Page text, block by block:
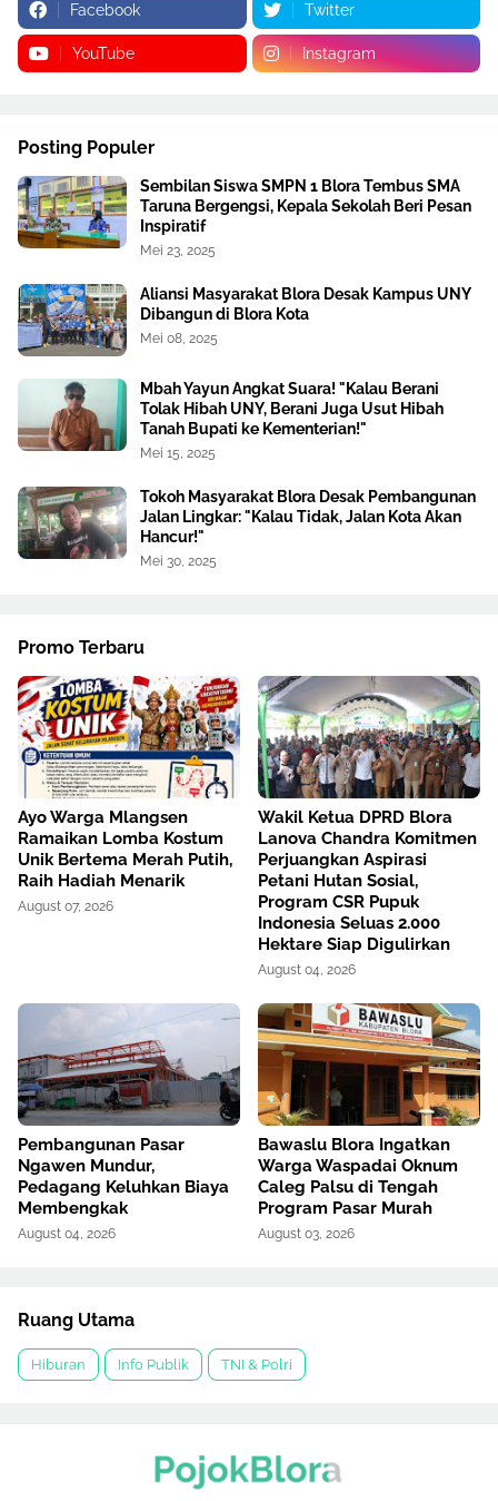
Facebook Twitter
YouTube Instagram
Posting Populer
Sembilan Siswa SMPN 1 Blora Tembus SMA
Taruna Bergengsi, Kepala Sekolah Beri Pesan
Inspiratif
Mei 23, 2025
Aliansi Masyarakat Blora Desak Kampus UNY
Dibangun di Blora Kota
Mei 08, 2025
Mbah Yayun Angkat Suara! "Kalau Berani
Tolak Hibah UNY, Berani Juga Usut Hibah
Tanah Bupati ke Kementerian!"
Mei 15, 2025
Tokoh Masyarakat Blora Desak Pembangunan
Jalan Lingkar: "Kalau Tidak, Jalan Kota Akan
Hancur!"
Mei 30, 2025
Promo Terbaru
Ayo Warga Mlangsen
Ramaikan Lomba Kostum
Unik Bertema Merah Putih,
Raih Hadiah Menarik
August 07, 2026
Wakil Ketua DPRD Blora
Lanova Chandra Komitmen
Perjuangkan Aspirasi
Petani Hutan Sosial,
Program CSR Pupuk
Indonesia Seluas 2.000
Hektare Siap Digulirkan
August 04, 2026
Pembangunan Pasar
Ngawen Mundur,
Pedagang Keluhkan Biaya
Membengkak
August 04, 2026
Bawaslu Blora Ingatkan
Warga Waspadai Oknum
Caleg Palsu di Tengah
Program Pasar Murah
August 03, 2026
Ruang Utama
Hiburan Info Publik TNI & Polri